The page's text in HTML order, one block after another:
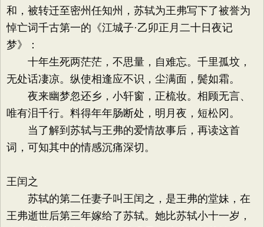
和，被转迁至密州任知州，苏轼为王弗写下了被誉为
悼亡词千古第一的《江城子·乙卯正月二十日夜记
梦》：
十年生死两茫茫，不思量，自难忘。千里孤坟，
无处话凄凉。纵使相逢应不识，尘满面，鬓如霜。
夜来幽梦忽还乡，小轩窗，正梳妆。相顾无言、
唯有泪千行。料得年年肠断处，明月夜，短松冈。
当了解到苏轼与王弗的爱情故事后，再读这首
词，可知其中的情感沉痛深切。
王闰之
苏轼的第二任妻子叫王闰之，是王弗的堂妹，在
王弗逝世后第三年嫁给了苏轼。她比苏轼小十一岁，